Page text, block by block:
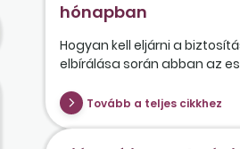
hónapban
Hogyan kell eljárni a
elbírálása során abban az
Tovább a teljes cikkhez